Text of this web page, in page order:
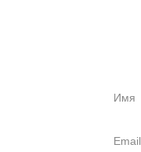
Имя
Email